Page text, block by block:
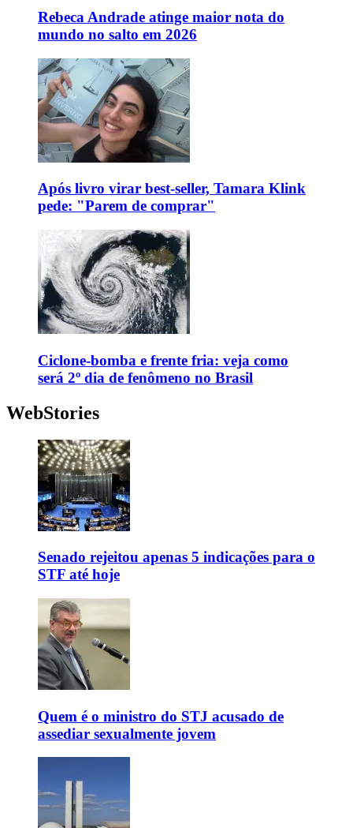
Rebeca Andrade atinge maior nota do
mundo no salto em 2026
Após livro virar best-seller, Tamara Klink
pede: "Parem de comprar"
Ciclone-bomba e frente fria: veja como
será 2º dia de fenômeno no Brasil
WebStories
Senado rejeitou apenas 5 indicações para o
STF até hoje
Quem é o ministro do STJ acusado de
assediar sexualmente jovem